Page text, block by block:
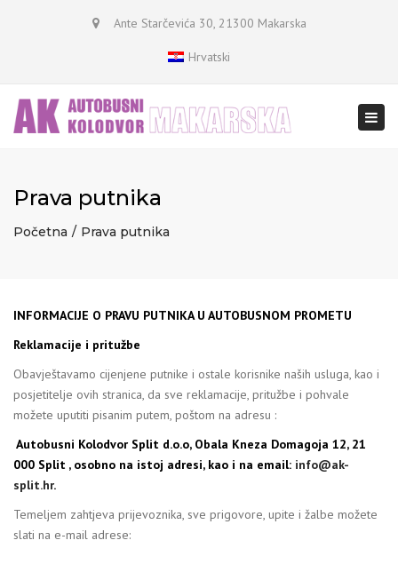
Ante Starčevića 30, 21300 Makarska
Hrvatski
Prava putnika
Početna Prava putnika
​INFORMACIJE O PRAVU PUTNIKA U AUTOBUSNOM PROMETU
Reklamacije i pritužbe
Obavještavamo cijenjene putnike i ostale korisnike naših usluga, kao i
posjetitelje ovih stranica, da sve reklamacije, pritužbe i pohvale
možete uputiti pisanim putem, poštom na adresu :
Autobusni Kolodvor Split d.o.o, Obala Kneza Domagoja 12, 21
000 Split , osobno na istoj adresi, kao i na email: info@ak-
split.hr.
Temeljem zahtjeva prijevoznika, sve prigovore, upite i žalbe možete
slati na e-mail adrese: